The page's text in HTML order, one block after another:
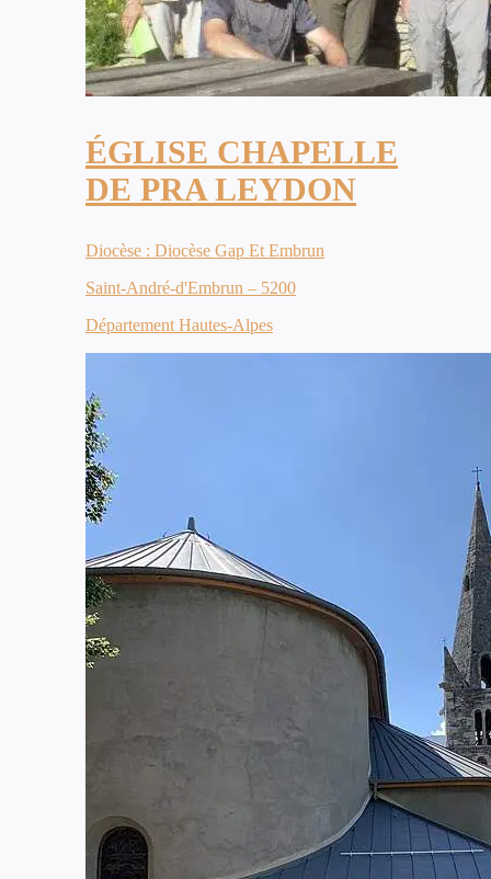
ÉGLISE CHAPELLE
DE PRA LEYDON
Diocèse : Diocèse Gap Et Embrun
Saint-André-d'Embrun – 5200
Département Hautes-Alpes